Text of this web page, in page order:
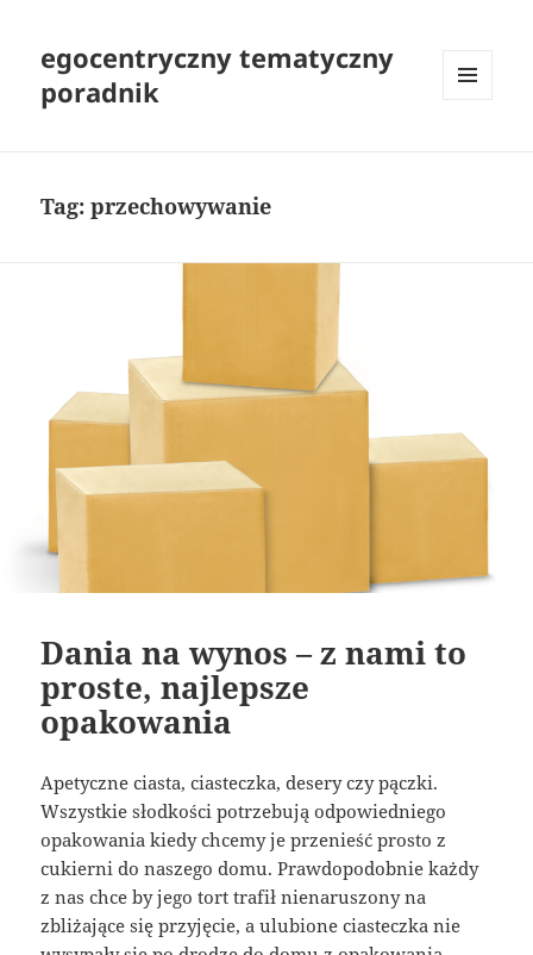
egocentryczny tematyczny
poradnik
Tag:przechowywanie
Dania na wynos – z nami to
proste, najlepsze
opakowania
Apetyczne ciasta, ciasteczka, desery czy pączki.
Wszystkie słodkości potrzebują odpowiedniego
opakowania kiedy chcemy je przenieść prosto z
cukierni do naszego domu. Prawdopodobnie każdy
z nas chce by jego tort trafił nienaruszony na
zbliżające się przyjęcie, a ulubione ciasteczka nie